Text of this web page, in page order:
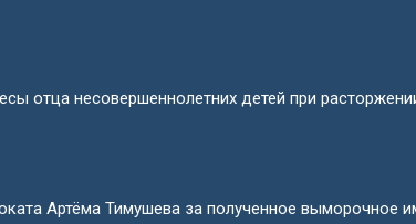
отца несовершеннолетних детей при
Артёма Тимушева за полученное выморочное